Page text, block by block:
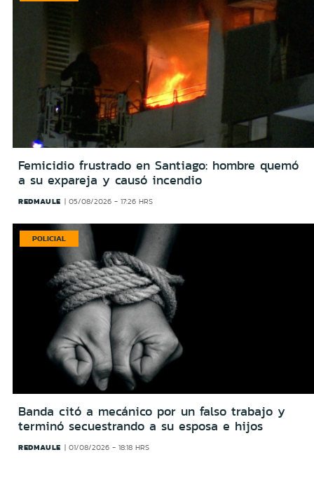
Femicidio frustrado en Santiago: hombre quemó
a su expareja y causó incendio
REDMAULE 05/08/2026 - 17:26 HRS
POLICIAL
Banda citó a mecánico por un falso trabajo y
terminó secuestrando a su esposa e hijos
REDMAULE 01/08/2026 - 18:18 HRS